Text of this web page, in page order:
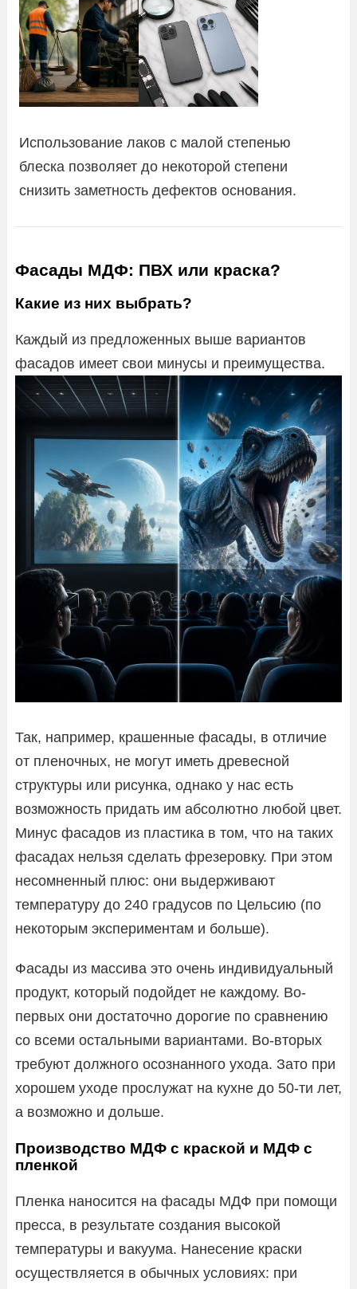
Использование лаков с малой степенью
блеска позволяет до некоторой степени
снизить заметность дефектов основания.
Фасады МДФ: ПВХ или краска?
Какие из них выбрать?
Каждый из предложенных выше вариантов
фасадов имеет свои минусы и преимущества.
Так, например, крашенные фасады, в отличие
от пленочных, не могут иметь древесной
структуры или рисунка, однако у нас есть
возможность придать им абсолютно любой цвет.
Минус фасадов из пластика в том, что на таких
фасадах нельзя сделать фрезеровку. При этом
несомненный плюс: они выдерживают
температуру до 240 градусов по Цельсию (по
некоторым экспериментам и больше).
Фасады из массива это очень индивидуальный
продукт, который подойдет не каждому. Во-
первых они достаточно дорогие по сравнению
со всеми остальными вариантами. Во-вторых
требуют должного осознанного ухода. Зато при
хорошем уходе прослужат на кухне до 50-ти лет,
а возможно и дольше.
Производство МДФ с краской и МДФ с
пленкой
Пленка наносится на фасады МДФ при помощи
пресса, в результате создания высокой
температуры и вакуума. Нанесение краски
осуществляется в обычных условиях: при